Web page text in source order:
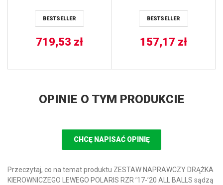
SPORTSMAN 400 08-14
HOT RODS
BESTSELLER
719,53 zł
800 EFI 6X6 ’09-’13 ALL
BALLS
BESTSELLER
157,17 zł
OPINIE O TYM PRODUKCIE
CHCĘ NAPISAĆ OPINIĘ
Przeczytaj, co na temat produktu ZESTAW NAPRAWCZY DRĄŻKA
KIEROWNICZEGO LEWEGO POLARIS RZR ’17-’20 ALL BALLS sądzą